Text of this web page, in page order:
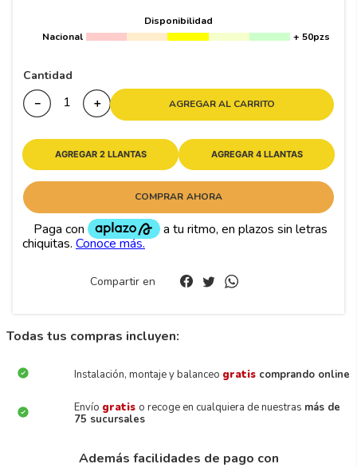
Disponibilidad
Nacional
+ 50pzs
Cantidad
＋
－ AGREGAR AL CARRITO
AGREGAR 2 LLANTAS AGREGAR 4 LLANTAS
COMPRAR AHORA
Compartir en
Todas tus compras incluyen:
Instalación, montaje y balanceo gratis comprando online
Envío gratis o recoge en cualquiera de nuestras más de
75 sucursales
Además facilidades de pago con